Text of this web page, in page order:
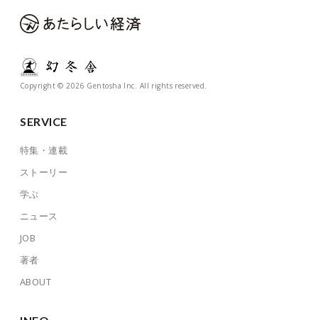
Copyright © 2026 Gentosha Inc. All rights reserved.
SERVICE
特集・連載
ストーリー
学ぶ
ニュース
JOB
著者
ABOUT